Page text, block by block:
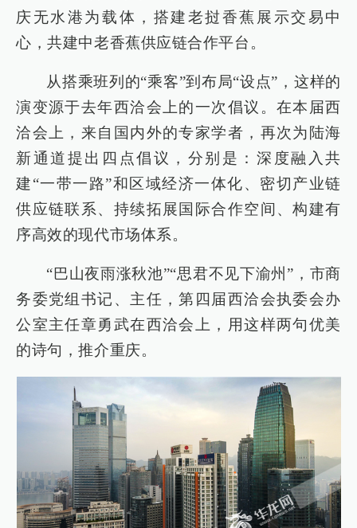
庆无水港为载体，搭建老挝香蕉展示交易中
心，共建中老香蕉供应链合作平台。
从搭乘班列的“乘客”到布局“设点”，这样的
演变源于去年西洽会上的一次倡议。在本届西
洽会上，来自国内外的专家学者，再次为陆海
新通道提出四点倡议，分别是：深度融入共
建“一带一路”和区域经济一体化、密切产业链
供应链联系、持续拓展国际合作空间、构建有
序高效的现代市场体系。
“巴山夜雨涨秋池”“思君不见下渝州”，市商
务委党组书记、主任，第四届西洽会执委会办
公室主任章勇武在西洽会上，用这样两句优美
的诗句，推介重庆。